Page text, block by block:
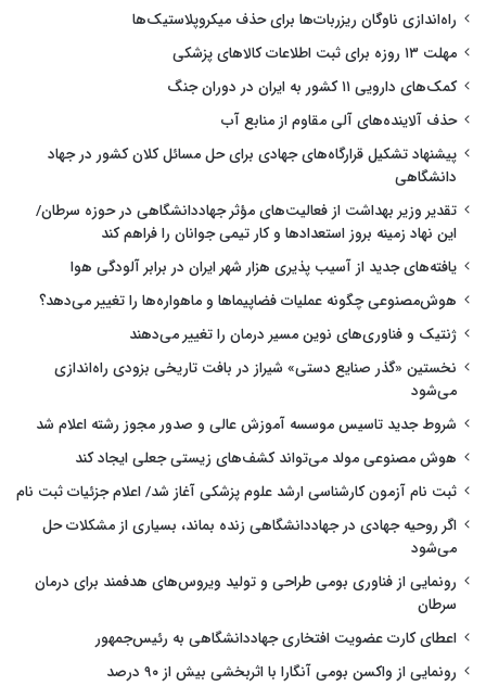
راه‌اندازی ناوگان ریزربات‌ها برای حذف میکروپلاستیک‌ها
مهلت ۱۳ روزه برای ثبت اطلاعات کالاهای پزشکی
کمک‌های دارویی ۱۱ کشور به ایران در دوران جنگ
حذف آلاینده‌های آلی مقاوم از منابع آب
پیشنهاد تشکیل قرارگاه‌های جهادی برای حل مسائل کلان کشور در جهاد
دانشگاهی
تقدیر وزیر بهداشت از فعالیت‌های مؤثر جهاددانشگاهی در حوزه سرطان/
این نهاد زمینه بروز استعدادها و کار تیمی جوانان را فراهم کند
یافته‌های جدید از آسیب پذیری هزار شهر ایران در برابر آلودگی هوا
هوش‌مصنوعی چگونه عملیات فضاپیماها و ماهواره‌ها را تغییر می‌دهد؟
ژنتیک و فناوری‌های نوین مسیر درمان را تغییر می‌دهند
نخستین «گذر صنایع دستی» شیراز در بافت تاریخی بزودی راه‌اندازی
می‌شود
شروط جدید تاسیس موسسه آموزش عالی و صدور مجوز رشته اعلام شد
هوش مصنوعی مولد می‌تواند کشف‌های زیستی جعلی ایجاد کند
ثبت نام آزمون کارشناسی ارشد علوم پزشکی آغاز شد/ اعلام جزئیات ثبت نام
اگر روحیه جهادی در جهاددانشگاهی زنده بماند، بسیاری از مشکلات حل
می‌شود
رونمایی از فناوری بومی طراحی و تولید ویروس‌های هدفمند برای درمان
سرطان
اعطای کارت عضویت افتخاری جهاددانشگاهی به رئیس‌جمهور
رونمایی از واکسن بومی آنگارا با اثربخشی بیش از ۹۰ درصد